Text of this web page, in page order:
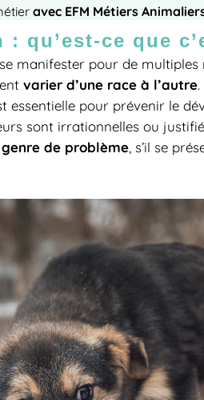
avec EFM Métiers
qu’est-ce que
manifester pour de multiples
varier d’une race à l’autre
essentielle pour prévenir le
sont irrationnelles ou
de problème , s’il se